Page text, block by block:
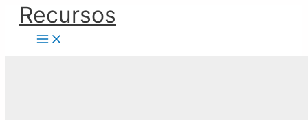
contenido
Recursos